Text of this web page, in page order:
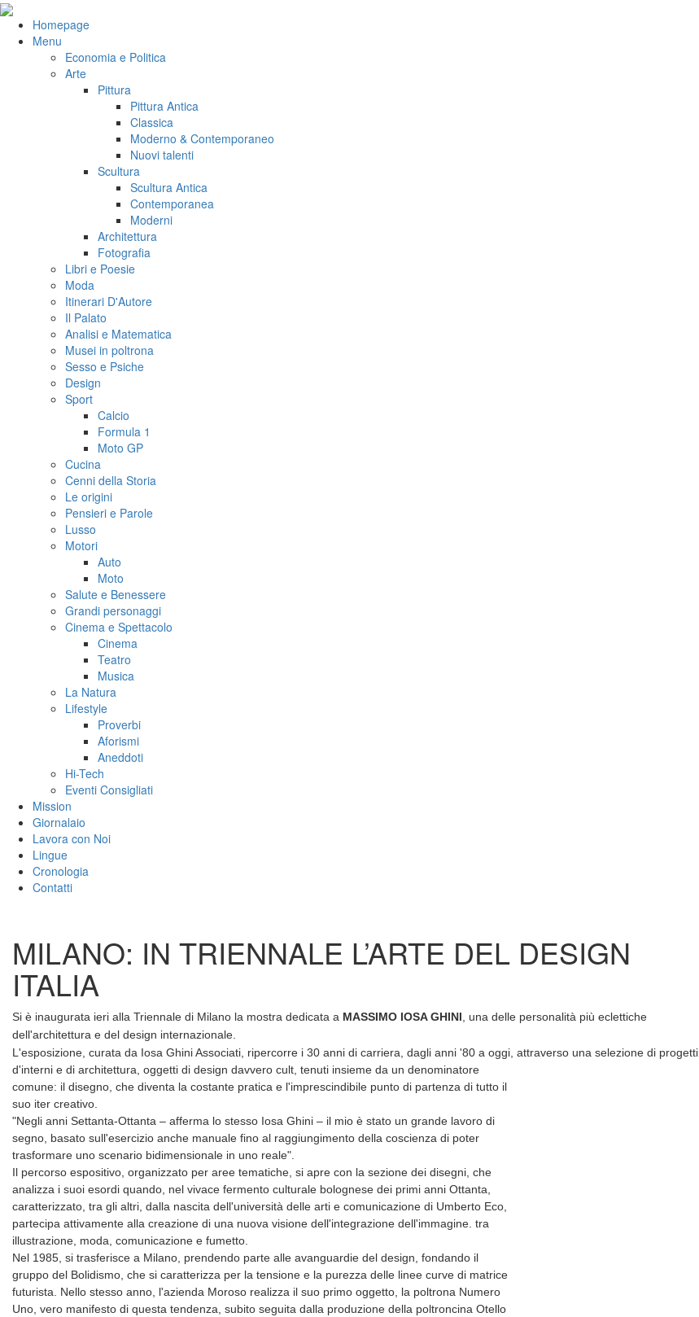
Salta
contenuto
VeniVidiViciHomepage
Menu
Economia e Politica
Arte
Pittura
Pittura Antica
Classica
Moderno & Contemporaneo
Nuovi talenti
Scultura
Scultura Antica
Contemporanea
Moderni
Architettura
Fotografia
Libri e Poesie
Moda
Itinerari D'Autore
Il Palato
Analisi e Matematica
Musei in poltrona
Sesso e Psiche
Design
Sport
Calcio
Formula 1
Moto GP
Cucina
Cenni della Storia
Le origini
Pensieri e Parole
Lusso
Motori
Auto
Moto
Salute e Benessere
Grandi personaggi
Cinema e Spettacolo
Cinema
Teatro
Musica
La Natura
Lifestyle
Proverbi
Aforismi
Aneddoti
Hi-Tech
Eventi Consigliati
Mission
Giornalaio
Lavora con Noi
Lingue
Cronologia
Contatti
MILANO: IN TRIENNALE L’ARTE DEL DESIGN
ITALIA
Si è inaugurata ieri alla Triennale di Milano la mostra dedicata a MASSIMO IOSA GHINI, una delle personalità più eclettiche
dell'architettura e del design internazionale.
L'esposizione, curata da Iosa Ghini Associati, ripercorre i 30 anni di carriera, dagli anni '80 a oggi, attraverso una selezione di progetti
d'interni e di architettura, oggetti di design davvero cult, tenuti insieme da un denominatore
comune: il disegno, che diventa la costante pratica e l'imprescindibile punto di partenza di tutto il
suo iter creativo.
"Negli anni Settanta-Ottanta – afferma lo stesso Iosa Ghini – il mio è stato un grande lavoro di
segno, basato sull'esercizio anche manuale fino al raggiungimento della coscienza di poter
trasformare uno scenario bidimensionale in uno reale".
Il percorso espositivo, organizzato per aree tematiche, si apre con la sezione dei disegni, che
analizza i suoi esordi quando, nel vivace fermento culturale bolognese dei primi anni Ottanta,
caratterizzato, tra gli altri, dalla nascita dell'università delle arti e comunicazione di Umberto Eco,
partecipa attivamente alla creazione di una nuova visione dell'integrazione dell'immagine. tra
illustrazione, moda, comunicazione e fumetto.
Nel 1985, si trasferisce a Milano, prendendo parte alle avanguardie del design, fondando il
gruppo del Bolidismo, che si caratterizza per la tensione e la purezza delle linee curve di matrice
futurista. Nello stesso anno, l'azienda Moroso realizza il suo primo oggetto, la poltrona Numero
Uno, vero manifesto di questa tendenza, subito seguita dalla produzione della poltroncina Otello